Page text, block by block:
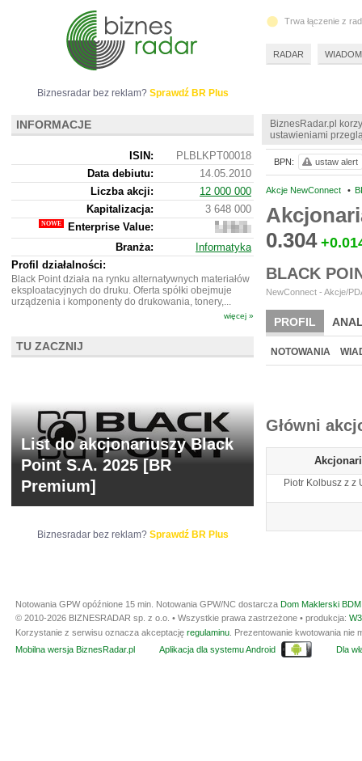
BiznesRadar.pl
ustawieniami
Akcje NewConnect •
0.304
BLACK
NewConnect - Akcje/
PROFIL
BR LAB
NOTOWANIA
Główni
Piotr Kolbusz z z
BPN: ustaw alert
Biznesradar bez reklam? Sprawdź BR Plus
INFORMACJE
ISIN:
PLBLKPT00018
Data debiutu:
14.05.2010
Liczba akcji:
12 000 000
Kapitalizacja:
3 648 000
Enterprise Value:
345
000
Branża:
Informatyka
Profil działalności:
Black Point działa na rynku alternatywnych materiałów
eksploatacyjnych do druku. Oferta spółki obejmuje
urządzenia i komponenty do drukowania, tonery,...
więcej »
TU ZACZNIJ
List do akcjonariuszy Black
Point S.A. 2025 [BR
Premium]
Biznesradar bez reklam? Sprawdź BR Plus
Trwa łączenie z
RADAR
Notowania GPW opóźnione 15 min. Notowania GPW/NC dostarcza Dom Maklerski
© 2010-2026 BIZNESRADAR sp. z o.o. • Wszystkie prawa zastrzeżone • produkcja:
Korzystanie z serwisu oznacza akceptację regulaminu . Prezentowanie kwotowania
Mobilna wersja BiznesRadar.pl
Aplikacja dla systemu Android Dla